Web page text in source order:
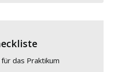
das Praktikum